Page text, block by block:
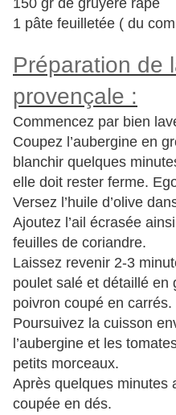
150 gr de gruyère râpé
1 pâte feuilletée ( du
Préparation de
provençale :
Commencez par bien
Coupez l’aubergine en
blanchir quelques
elle doit rester ferme.
Versez l’huile d’olive
Ajoutez l’ail écrasée
feuilles de coriandre.
Laissez revenir 2-3
poulet salé et détaillé en
poivron coupé en carrés.
Poursuivez la cuisson
l’aubergine et les
petits morceaux.
Après quelques minutes
coupée en dés.